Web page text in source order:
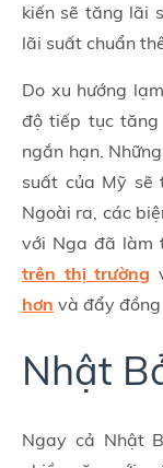
kiến sẽ tăng lãi
lãi suất chuẩn
Do xu hướng
độ tiếp tục
ngắn hạn.
suất của Mỹ sẽ
Ngoài ra, các
với Nga đã làm
trên thị trường
hơn và đẩy
Nhật
Ngay cả Nhật